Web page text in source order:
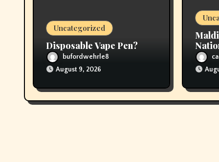
Uncategorized
Disposable Vape Pen?
bufordwehrle8
August 9, 2026